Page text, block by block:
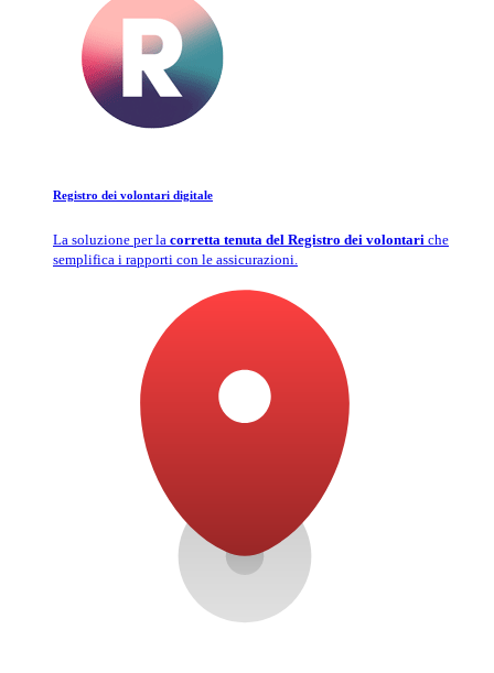
Registro dei volontari digitale
La soluzione per la corretta tenuta del Registro dei volontari che
semplifica i rapporti con le assicurazioni.